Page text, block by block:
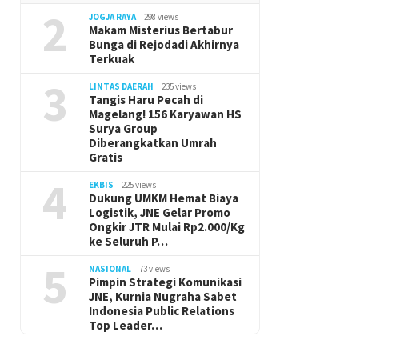
2 JOGJA RAYA 298 views
Makam Misterius Bertabur
Bunga di Rejodadi Akhirnya
Terkuak
3 LINTAS DAERAH 235 views
Tangis Haru Pecah di
Magelang! 156 Karyawan HS
Surya Group
Diberangkatkan Umrah
Gratis
4 EKBIS 225 views
Dukung UMKM Hemat Biaya
Logistik, JNE Gelar Promo
Ongkir JTR Mulai Rp2.000/Kg
ke Seluruh P…
5 NASIONAL 73 views
Pimpin Strategi Komunikasi
JNE, Kurnia Nugraha Sabet
Indonesia Public Relations
Top Leader…